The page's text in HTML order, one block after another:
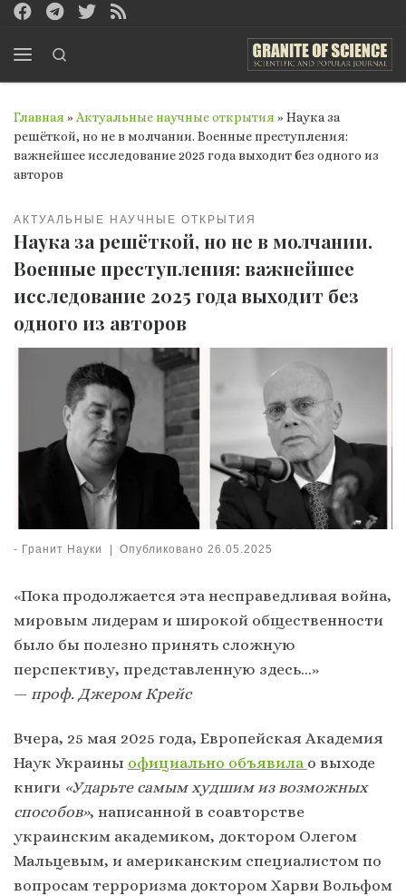
Перейти к содержимому
Главная » Актуальные научные открытия » Наука за
решёткой, но не в молчании. Военные преступления:
важнейшее исследование 2025 года выходит без одного из
авторов
АКТУАЛЬНЫЕ НАУЧНЫЕ ОТКРЫТИЯ
Наука за решёткой, но не в молчании.
Военные преступления: важнейшее
исследование 2025 года выходит без
одного из авторов
- Гранит Науки | Опубликовано 26.05.2025
«Пока продолжается эта несправедливая война,
мировым лидерам и широкой общественности
было бы полезно принять сложную
перспективу, представленную здесь…»
— проф. Джером Крейс
Вчера, 25 мая 2025 года, Европейская Академия
Наук Украины официально объявила о выходе
книги «Ударьте самым худшим из возможных
способов», написанной в соавторстве
украинским академиком, доктором Олегом
Мальцевым, и американским специалистом по
вопросам терроризма доктором Харви Вольфом